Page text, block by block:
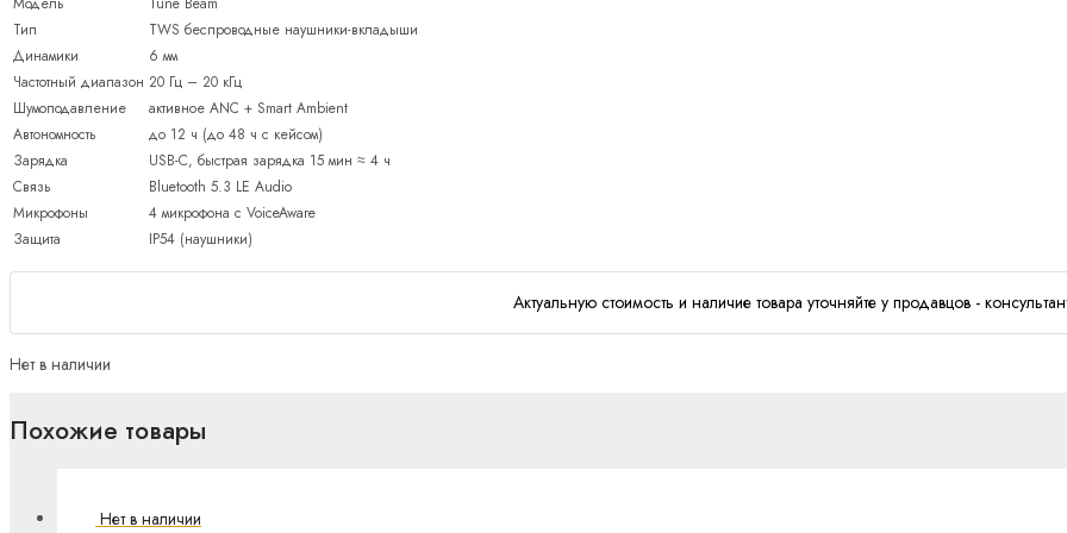
Тип
TWS беспроводные наушники-вкладыши
Динамики
6 мм
Частотный диапазон 20 Гц – 20 кГц
Шумоподавление
активное ANC + Smart Ambient
Автономность
до 12 ч (до 48 ч с кейсом)
Зарядка
USB-C, быстрая зарядка 15 мин ≈ 4 ч
Связь
Bluetooth 5.3 LE Audio
Микрофоны
4 микрофона с VoiceAware
Защита
IP54 (наушники)
Актуальную стоимость и наличие товара уточняйте у продавцов -
Нет в наличии
Похожие товары